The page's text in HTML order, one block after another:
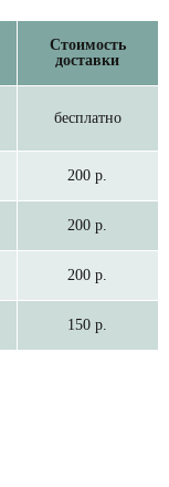
Стоимость
доставки
бесплатно
200 р.
200 р.
200 р.
150 р.